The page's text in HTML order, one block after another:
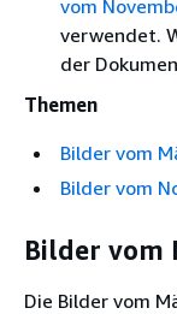
vom
verwendet.
der
Themen
Bilder vom
Bilder vom
Bilder vom
Die Bilder vom